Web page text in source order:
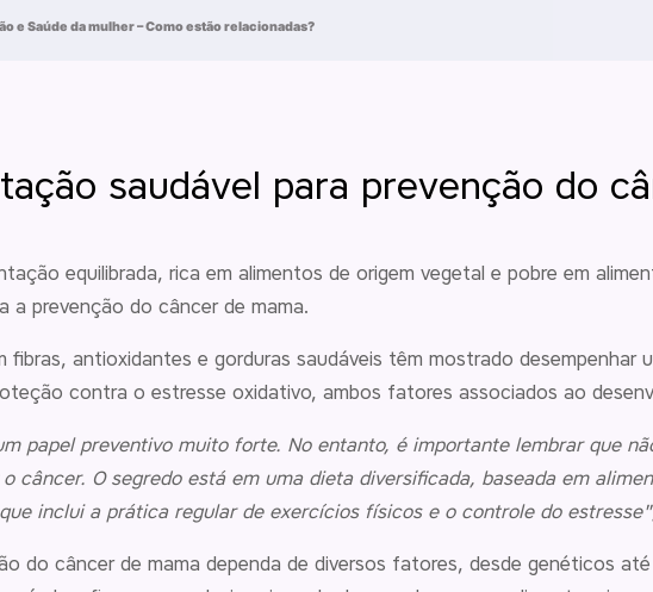
e Saúde da mulher – Como estão relacionadas?
saudável para prevenção do
equilibrada, rica em alimentos de origem vegetal e pobre em
a prevenção do câncer de mama.
fibras, antioxidantes e gorduras saudáveis têm mostrado desempenhar
contra o estresse oxidativo, ambos fatores associados ao
papel preventivo muito forte. No entanto, é importante lembrar que
câncer. O segredo está em uma dieta diversificada, baseada em
inclui a prática regular de exercícios físicos e o controle do
do câncer de mama dependa de diversos fatores, desde genéticos